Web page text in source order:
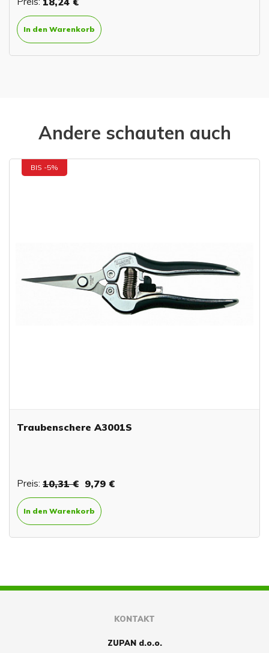
In den Warenkorb
Andere schauten auch
BIS -5%
Traubenschere A3001S
Preis: 10,31 € 9,79 €
In den Warenkorb
KONTAKT
ZUPAN d.o.o.